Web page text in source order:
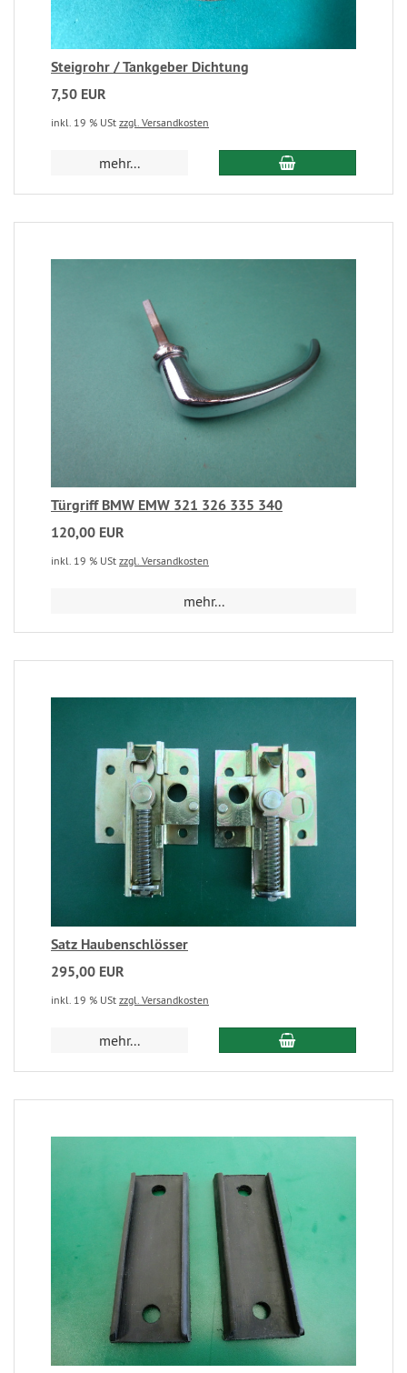
Steigrohr / Tankgeber Dichtung
7,50 EUR
inkl. 19 % USt zzgl. Versandkosten
mehr...
Türgriff BMW EMW 321 326 335 340
120,00 EUR
inkl. 19 % USt zzgl. Versandkosten
mehr...
Satz Haubenschlösser
295,00 EUR
inkl. 19 % USt zzgl. Versandkosten
mehr...